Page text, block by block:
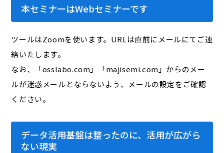
本セミナーはWebセミナーです
ツールはZoomを使います。URLは直前にメールにてご連
絡いたします。
なお、「osslabo.com」「majisemi.com」からのメー
ルが迷惑メールとならないよう、メールの設定をご確認
ください。
データ活用基盤は整ったのに、活用が広がら
ない現実